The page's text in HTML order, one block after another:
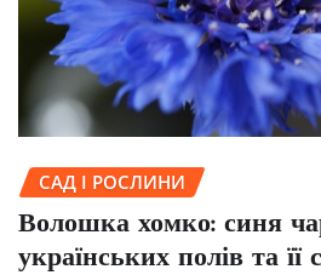
САД І РОСЛИНИ
Волошка хомко: синя
українських полів та її